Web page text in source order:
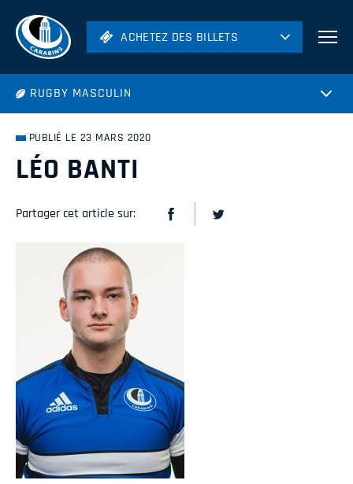
ACHETEZ DES BILLETS
Hockey
ACHETEZ DES BILLETS
RUGBY MASCULIN
PUBLIÉ LE 23 MARS 2020
LÉO BANTI
Partager cet article sur: